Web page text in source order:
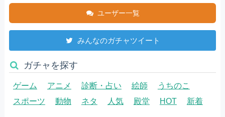
ユーザー一覧
みんなのガチャツイート
ガチャを探す
ゲーム アニメ 診断・占い 絵師
うちのこ
スポーツ
動物 ネタ 人気 殿堂 HOT 新着